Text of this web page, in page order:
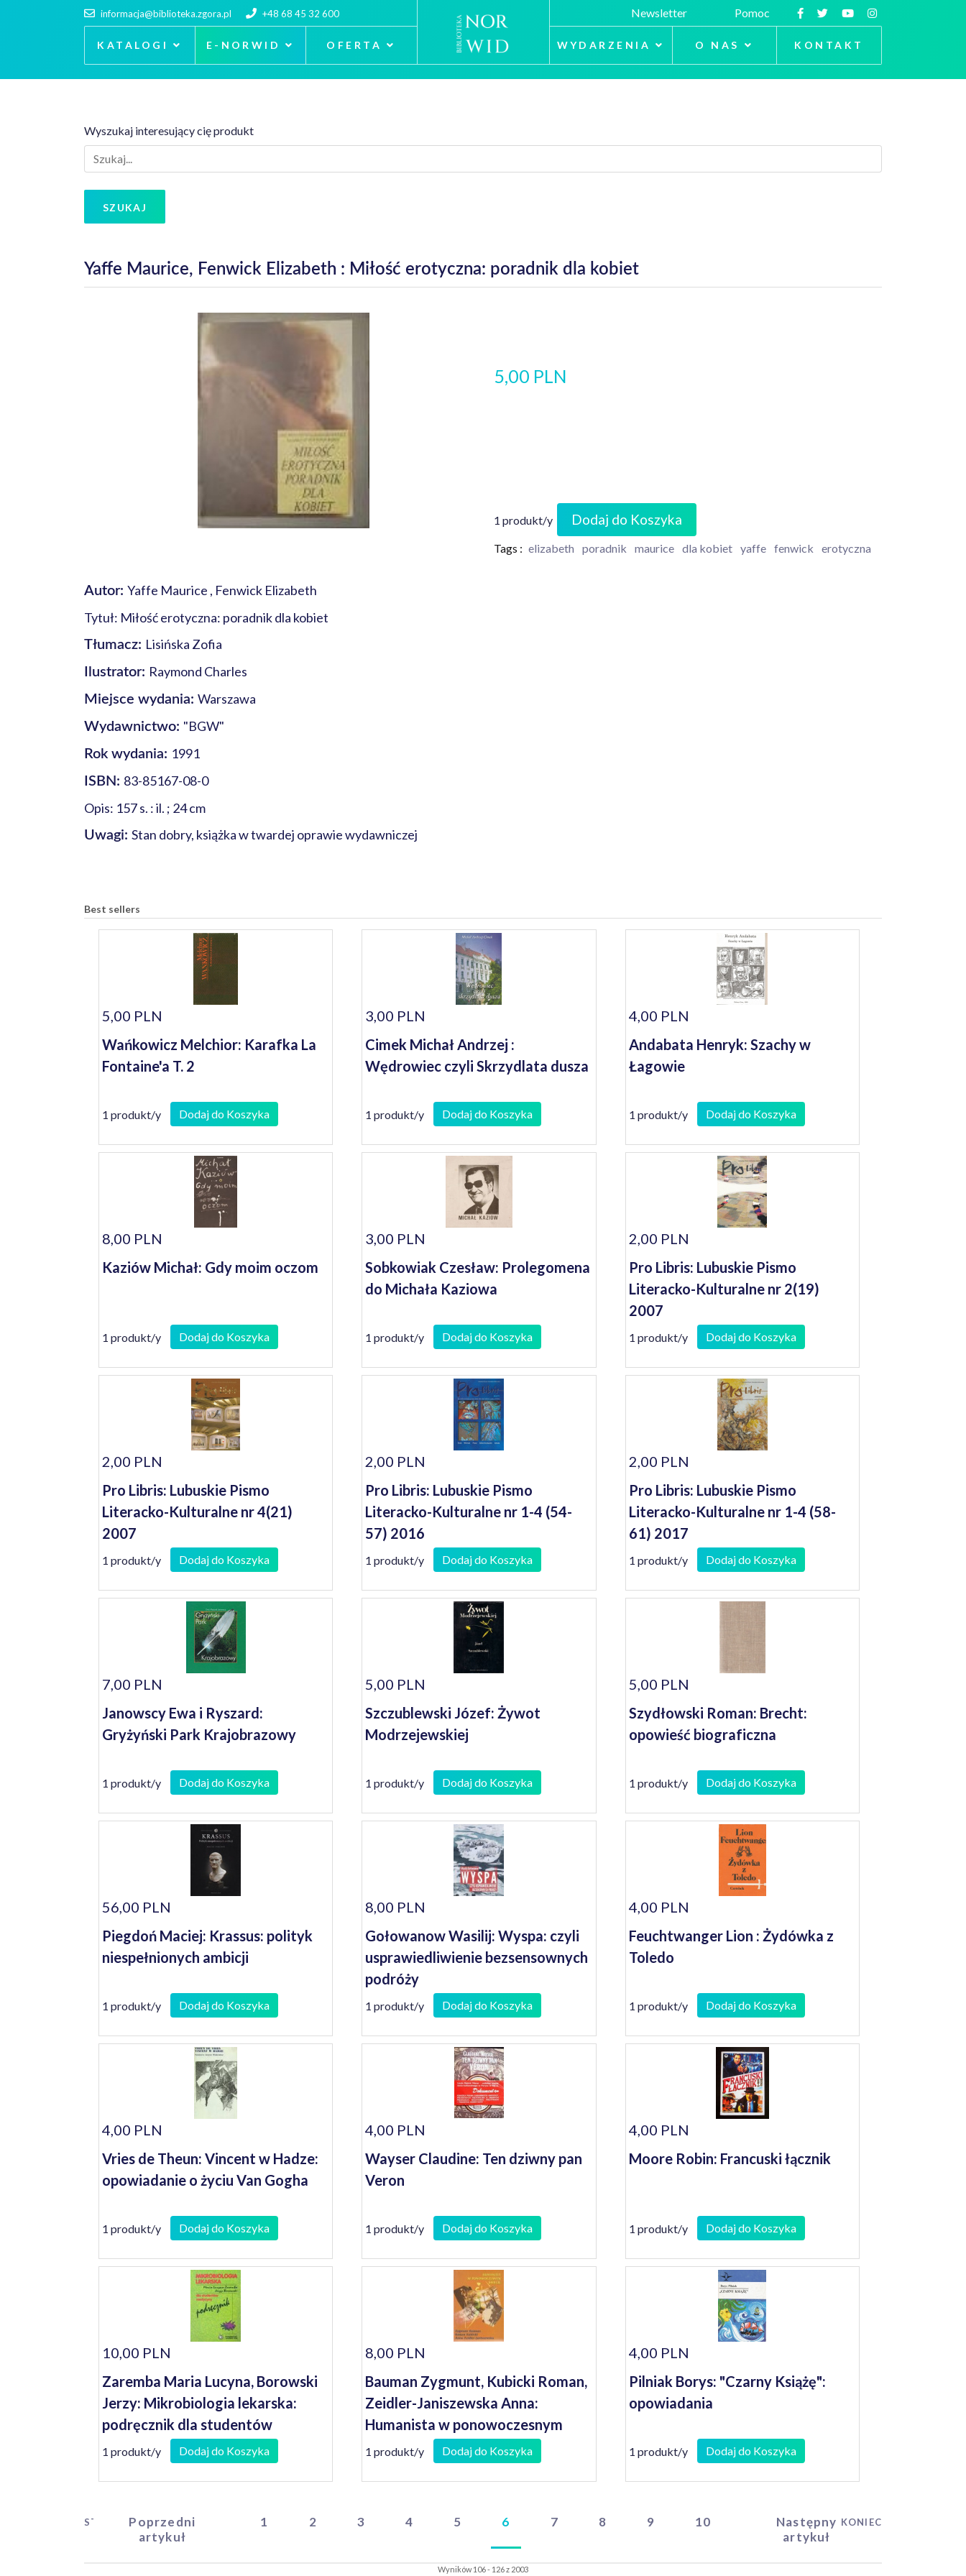
informacja@biblioteka.zgora.pl +48 68 45 32 600
KATALOGI E-NORWID OFERTA
Newsletter Pomoc
WYDARZENIA O NAS KONTAKT
Wyszukaj interesujący cię produkt
SZUKAJ
Yaffe Maurice, Fenwick Elizabeth : Miłość erotyczna: poradnik dla kobiet
5,00 PLN
1 produkt/y Dodaj do Koszyka
Tags : elizabeth poradnik maurice dla kobiet yaffe fenwick erotyczna
Autor: Yaffe Maurice , Fenwick Elizabeth
Tytuł: Miłość erotyczna: poradnik dla kobiet
Tłumacz: Lisińska Zofia
Ilustrator: Raymond Charles
Miejsce wydania: Warszawa
Wydawnictwo: "BGW"
Rok wydania: 1991
ISBN: 83-85167-08-0
Opis: 157 s. : il. ; 24 cm
Uwagi: Stan dobry, książka w twardej oprawie wydawniczej
Best sellers
5,00 PLN
Wańkowicz Melchior: Karafka La
Fontaine'a T. 2
1 produkt/y Dodaj do Koszyka
3,00 PLN
Cimek Michał Andrzej :
Wędrowiec czyli Skrzydlata dusza
1 produkt/y Dodaj do Koszyka
4,00 PLN
Andabata Henryk: Szachy w
Łagowie
1 produkt/y Dodaj do Koszyka
8,00 PLN
Kaziów Michał: Gdy moim oczom
1 produkt/y Dodaj do Koszyka
3,00 PLN
Sobkowiak Czesław: Prolegomena
do Michała Kaziowa
1 produkt/y Dodaj do Koszyka
2,00 PLN
Pro Libris: Lubuskie Pismo
Literacko-Kulturalne nr 2(19)
2007
1 produkt/y Dodaj do Koszyka
2,00 PLN
Pro Libris: Lubuskie Pismo
Literacko-Kulturalne nr 4(21)
2007
1 produkt/y Dodaj do Koszyka
2,00 PLN
Pro Libris: Lubuskie Pismo
Literacko-Kulturalne nr 1-4 (54-
57) 2016
1 produkt/y Dodaj do Koszyka
2,00 PLN
Pro Libris: Lubuskie Pismo
Literacko-Kulturalne nr 1-4 (58-
61) 2017
1 produkt/y Dodaj do Koszyka
7,00 PLN
Janowscy Ewa i Ryszard:
Gryżyński Park Krajobrazowy
1 produkt/y Dodaj do Koszyka
5,00 PLN
Szczublewski Józef: Żywot
Modrzejewskiej
1 produkt/y Dodaj do Koszyka
5,00 PLN
Szydłowski Roman: Brecht:
opowieść biograficzna
1 produkt/y Dodaj do Koszyka
56,00 PLN
Piegdoń Maciej: Krassus: polityk
niespełnionych ambicji
1 produkt/y Dodaj do Koszyka
8,00 PLN
Gołowanow Wasilij: Wyspa: czyli
usprawiedliwienie bezsensownych
podróży
1 produkt/y Dodaj do Koszyka
4,00 PLN
Feuchtwanger Lion : Żydówka z
Toledo
1 produkt/y Dodaj do Koszyka
4,00 PLN
Vries de Theun: Vincent w Hadze:
opowiadanie o życiu Van Gogha
1 produkt/y Dodaj do Koszyka
4,00 PLN
Wayser Claudine: Ten dziwny pan
Veron
1 produkt/y Dodaj do Koszyka
4,00 PLN
Moore Robin: Francuski łącznik
1 produkt/y Dodaj do Koszyka
10,00 PLN
Zaremba Maria Lucyna, Borowski
Jerzy: Mikrobiologia lekarska:
podręcznik dla studentów
medycyny
1 produkt/y Dodaj do Koszyka
8,00 PLN
Bauman Zygmunt, Kubicki Roman,
Zeidler-Janiszewska Anna:
Humanista w ponowoczesnym
świecie
1 produkt/y Dodaj do Koszyka
4,00 PLN
Pilniak Borys: "Czarny Książę":
opowiadania
1 produkt/y Dodaj do Koszyka
START
Poprzedni
artykuł
1 2 3 4 5 6 7 8 9 10
Następny
artykuł
KONIEC
Wyników 106 - 126 z 2003